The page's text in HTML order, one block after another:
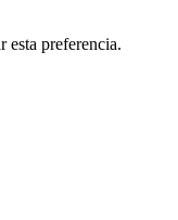
esta preferencia.